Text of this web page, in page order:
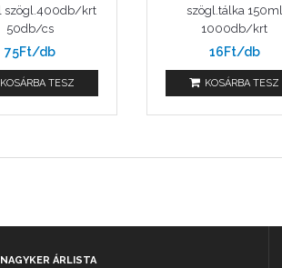
szögl.400db/krt
50db/cs
75Ft/db
KOSÁRBA TESZ
szögl.tálka 150ml
1000db/krt
16Ft/db
KOSÁRBA TESZ
NAGYKER ÁRLISTA